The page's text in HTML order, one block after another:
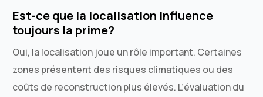
Est-ce que la localisation influence
toujours la prime?
Oui, la localisation joue un rôle important. Certaines
zones présentent des risques climatiques ou des
coûts de reconstruction plus élevés. L’évaluation du